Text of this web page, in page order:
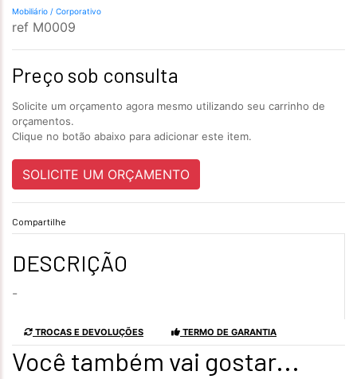
Mobiliário / Corporativo
ref M0009
Preço sob consulta
Solicite um orçamento agora mesmo utilizando seu carrinho de
orçamentos.
Clique no botão abaixo para adicionar este item.
SOLICITE UM ORÇAMENTO
Compartilhe
DESCRIÇÃO
-
TROCAS E DEVOLUÇÕES TERMO DE GARANTIA
Você também vai gostar...